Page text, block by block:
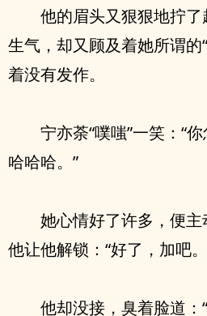
他的眉头又狠狠地拧
生气，却又顾及着她所谓的
着没有发作。
宁亦荼“噗嗤”一笑：“
哈哈哈。”
她心情好了许多，便
他让他解锁：“好了，加吧
他却没接，臭着脸道：